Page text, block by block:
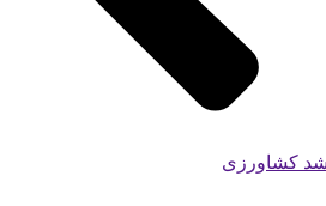
کشاورزی